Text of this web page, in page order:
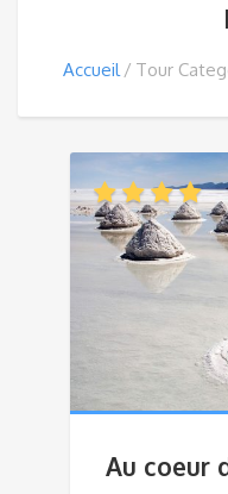
Accueil Tour
Au coeur